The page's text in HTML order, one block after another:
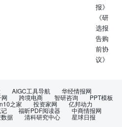
，禁止公司员工将公司证券研究报告
权的任何媒体或机构；禁止任何媒体
载或转发公司证券研究报告。刊载或
的授权必须通过签署协议约定，且明
关刊载或者转发责任。 依据《发布
》规定特此提示公司证券研究业务客
报告转发给他人，提示公司证券研究
及其工作人员廉洁从业实施细则》规
究业务客户遵守廉洁从业规定。 山
东省深圳市南山区科苑南路2700号
报》
《研
选报
告购
前协
议》
AIGC工具导航 华经情报网
跨境电商 智研咨询 PPT模板
之家 投资家网 亿邦动力
福昕PDF阅读器 中商情报网
据 清科研究中心 星球日报